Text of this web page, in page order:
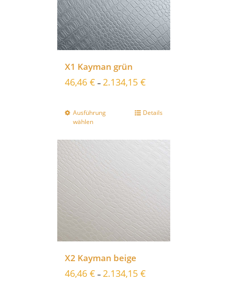
X1 Kayman grün
46,46 € – 2.134,15 €
Ausführung
wählen
Details
X2 Kayman beige
46,46 € – 2.134,15 €